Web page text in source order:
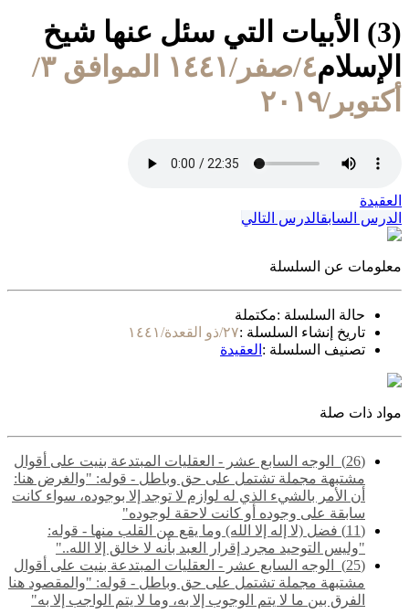
(3) الأبيات التي سئل عنها شيخ
الإسلام
٤/صفر/١٤٤١ الموافق ٣/
أكتوبر/٢٠١٩
العقيدة
الدرس السابقالدرس التالي
معلومات عن السلسلة
حالة السلسلة :مكتملة
تاريخ إنشاء السلسلة :٢٧/ذو القعدة/١٤٤١
تصنيف السلسلة : العقيدة
مواد ذات صلة
(26) ‌‌ الوجه السابع عشر - العقليات المبتدعة بنيت على أقوال
مشتبهة مجملة تشتمل على حق وباطل - قوله: "والغرض هنا:
أن الأمر بالشيء الذي له لوازم لا توجد إلا بوجوده، سواء كانت
سابقة على وجوده أو كانت لاحقة لوجوده"
(11) فضل (لا إله إلا الله) وما يقع من القلب منها - قوله:
"وليس التوحيد مجرد إقرار العبد بأنه لا خالق إلا الله.."
(25) ‌‌ الوجه السابع عشر - العقليات المبتدعة بنيت على أقوال
مشتبهة مجملة تشتمل على حق وباطل - قوله: "والمقصود هنا
الفرق بين ما لا يتم الوجوب إلا به، وما لا يتم الواجب إلا به"